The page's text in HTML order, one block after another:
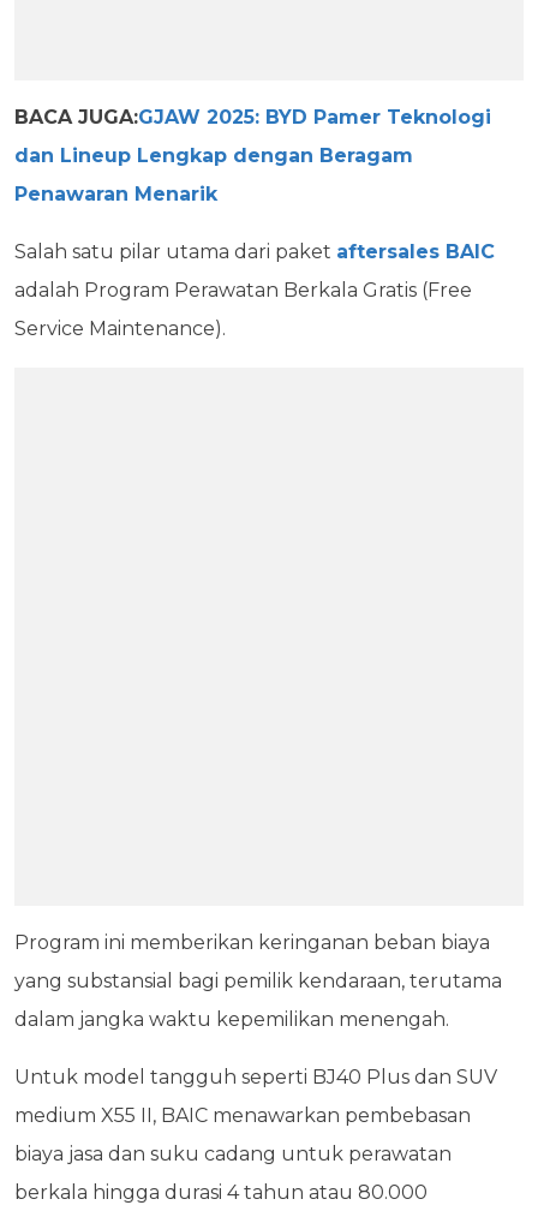
BACA JUGA:GJAW 2025: BYD Pamer Teknologi
dan Lineup Lengkap dengan Beragam
Penawaran Menarik
Salah satu pilar utama dari paket aftersales BAIC
adalah Program Perawatan Berkala Gratis (Free
Service Maintenance).
Program ini memberikan keringanan beban biaya
yang substansial bagi pemilik kendaraan, terutama
dalam jangka waktu kepemilikan menengah.
Untuk model tangguh seperti BJ40 Plus dan SUV
medium X55 II, BAIC menawarkan pembebasan
biaya jasa dan suku cadang untuk perawatan
berkala hingga durasi 4 tahun atau 80.000